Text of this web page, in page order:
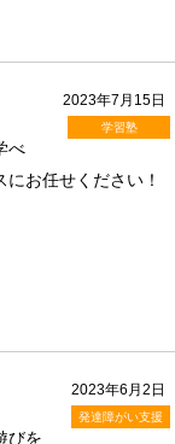
2023年7月15日
学習塾
べ
お任せください！
2023年6月2日
発達障がい支援
びを